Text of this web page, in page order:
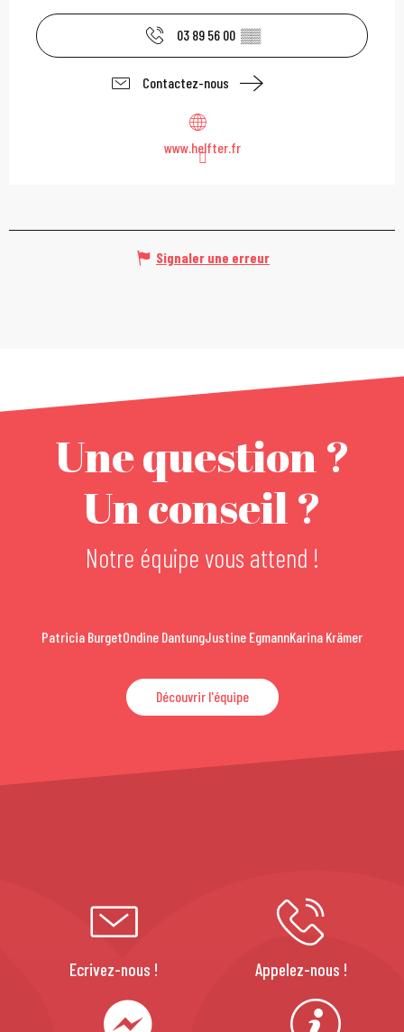
03 89 56 00 ▒▒
Contactez-nous
www.helfter.fr
Signaler une erreur
Une question ?
Un conseil ?
Notre équipe vous attend !
Patricia BurgetOndine DantungJustine EgmannKarina Krämer
Découvrir l'équipe
Ecrivez-nous ! Appelez-nous !